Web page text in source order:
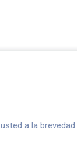
a la brevedad.